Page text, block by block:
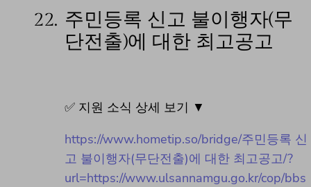
22. 주민등록 신고 불이행자(무
단전출)에 대한 최고공고
✅ 지원 소식 상세 보기 ▼
https://www.hometip.so/bridge/주민등록 신
고 불이행자(무단전출)에 대한 최고공고/?
url=https://www.ulsannamgu.go.kr/cop/bbs